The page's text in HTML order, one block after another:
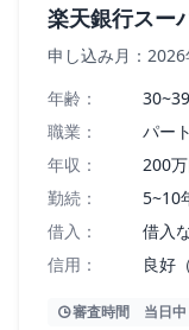
楽天銀行スー
申し込み月： 2026
年齢：
職業：
パー
年収：
200
勤続：
5~10
借入：
借入
信用：
良好
審査時間 当日中